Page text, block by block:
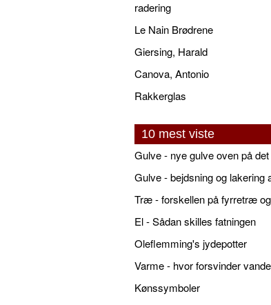
radering
Le Nain Brødrene
Giersing, Harald
Canova, Antonio
Rakkerglas
10 mest viste
Gulve - nye gulve oven på
El - Sådan skilles fatningen
Oleflemming's jydepotter
Varme - hvor forsvinder
Kønssymboler